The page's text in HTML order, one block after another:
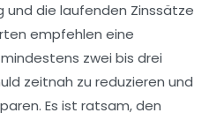
und die laufenden Zinssätze
empfehlen eine
zwei bis drei
zeitnah zu reduzieren und
Es ist ratsam, den